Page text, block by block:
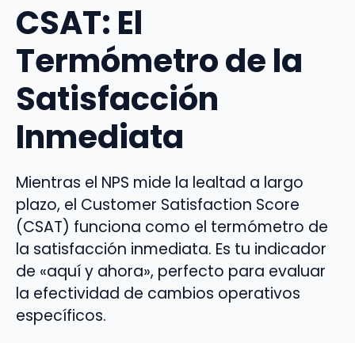
CSAT: El
Termómetro de la
Satisfacción
Inmediata
Mientras el NPS mide la lealtad a largo
plazo, el Customer Satisfaction Score
(CSAT) funciona como el termómetro de
la satisfacción inmediata. Es tu indicador
de «aquí y ahora», perfecto para evaluar
la efectividad de cambios operativos
específicos.